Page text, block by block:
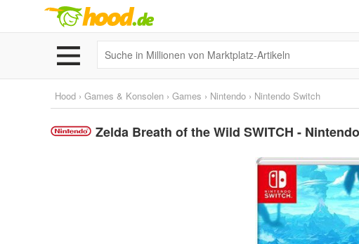
Hood › Games & Konsolen › Games › Nintendo › Nintendo Switch
Zelda Breath of the Wild SWITCH -